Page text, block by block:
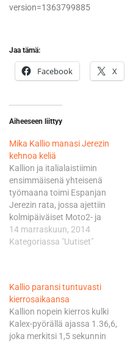
version=1363799885
Jaa tämä:
Facebook X
Aiheeseen liittyy
Mika Kallio manasi Jerezin
kehnoa keliä
Kallion ja italialaistiimin
ensimmäisenä yhteisenä
työmaana toimi Espanjan
Jerezin rata, jossa ajettiin
kolmipäiväiset Moto2- ja
Moto3-luokkien yhteistestit
keskiviikosta perjantaihin.
jokaisena kolmena
testipäivänä Jerezin rata
peittyi sadekuurojen alle. -
Paljon huonompaa keliä tälle
testijaksolle ei oikein olisi
14 marraskuun, 2014
Kategoriassa "Uutiset"
Kallio paransi tuntuvasti
kierrosaikaansa
Kallion nopein kierros kulki
Kalex-pyörällä ajassa 1.36,6,
joka merkitsi 1,5 sekunnin